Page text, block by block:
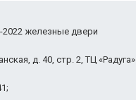
д. 40, стр. 2, ТЦ «Радуга»
2022 железные двери